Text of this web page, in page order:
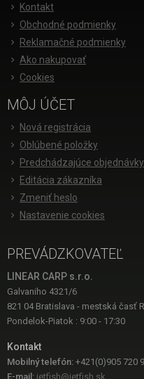
Kontakt
Obchodné podmienky
Reklamačné podmienky
Ako nakupovať
Cookies
MÔJ ÚČET
Nová registrácia
Oblúbené položky
Predchádzajúce objednávky
Editácia zákazníka
Zmeniť heslo
Nastavenie cookies
PREVÁDZKOVATEĽ
LINEAR CARP s.r.o.
Galvaniho 4321/6
821 04 Bratislava - mestská časť
Pondelok-Piatok : 9:00 - 17:30
Kontakt
Mobilný telefón: +421(0)905 720
E-mail: jetfish@jetfish.sk